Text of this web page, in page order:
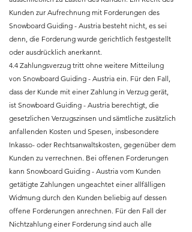
Kunden zur Aufrechnung mit Forderungen des
Snowboard Guiding - Austria besteht nicht, es sei
denn, die Forderung wurde gerichtlich festgestellt
oder ausdrücklich anerkannt.
4.4 Zahlungsverzug tritt ohne weitere Mitteilung
von Snowboard Guiding - Austria ein. Für den Fall,
dass der Kunde mit einer Zahlung in Verzug gerät,
ist Snowboard Guiding - Austria berechtigt, die
gesetzlichen Verzugszinsen und sämtliche zusätzlich
anfallenden Kosten und Spesen, insbesondere
Inkasso- oder Rechtsanwaltskosten, gegenüber dem
Kunden zu verrechnen. Bei offenen Forderungen
kann Snowboard Guiding - Austria vom Kunden
getätigte Zahlungen ungeachtet einer allfälligen
Widmung durch den Kunden beliebig auf dessen
offene Forderungen anrechnen. Für den Fall der
Nichtzahlung einer Forderung sind auch alle